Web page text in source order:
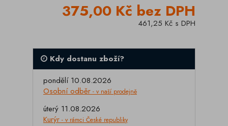
375,00 Kč bez DPH
461,25 Kč s DPH
Kdy dostanu zboží?
pondělí 10.08.2026
Osobní odběr - v naší prodejně
úterý 11.08.2026
Kurýr - v rámci České republiky